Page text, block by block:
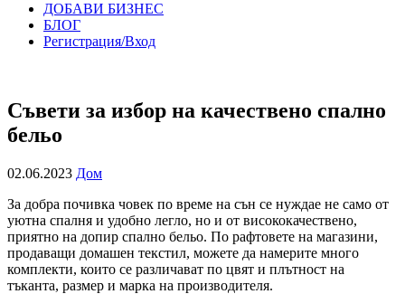
ДОБАВИ БИЗНЕС
БЛОГ
Регистрация/Вход
Съвети за избор на качествено спално
бельо
02.06.2023 Дом
За добра почивка човек по време на сън се нуждае не само от
уютна спалня и удобно легло, но и от висококачествено,
приятно на допир спално бельо. По рафтовете на магазини,
продаващи домашен текстил, можете да намерите много
комплекти, които се различават по цвят и плътност на
тъканта, размер и марка на производителя.